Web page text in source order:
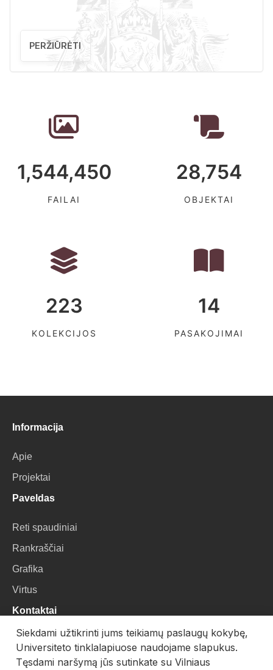
PERŽIŪRĖTI
1,544,450
FAILAI
28,754
OBJEKTAI
223
KOLEKCIJOS
14
PASAKOJIMAI
Informacija
Apie
Projektai
Paveldas
Reti spaudiniai
Rankraščiai
Grafika
Virtus
Kontaktai
VU Biblioteka
Universiteto g. 3, LT-01122, Vilnius
Siekdami užtikrinti jums teikiamų paslaugų kokybę,
Universiteto tinklalapiuose naudojame slapukus.
Tęsdami naršymą jūs sutinkate su Vilniaus